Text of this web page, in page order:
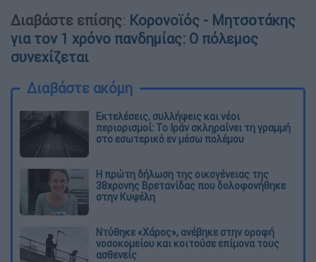
Διαβάστε επίσης: Κορονοϊός - Μητσοτάκης
για τον 1 χρόνο πανδημίας: Ο πόλεμος
συνεχίζεται
Διαβάστε ακόμη
Εκτελέσεις, συλλήψεις και νέοι
περιορισμοί: Το Ιράν σκληραίνει τη γραμμή
στο εσωτερικό εν μέσω πολέμου
Η πρώτη δήλωση της οικογένειας της
38χρονης Βρετανίδας που δολοφονήθηκε
στην Κυψέλη
Ντύθηκε «Χάρος», ανέβηκε στην οροφή
νοσοκομείου και κοιτούσε επίμονα τους
ασθενείς